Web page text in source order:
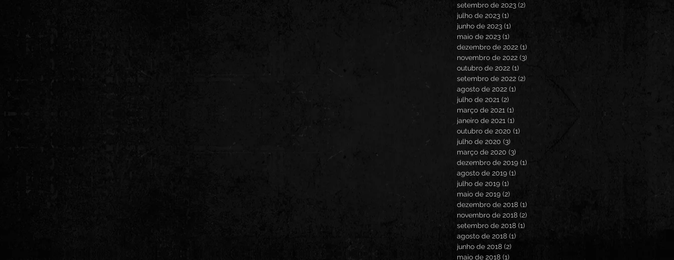
setembro de 2023 (2)
julho de 2023 (1)
junho de 2023 (1)
maio de 2023 (1)
dezembro de 2022 (1)
novembro de 2022 (3)
outubro de 2022 (1)
setembro de 2022 (2)
agosto de 2022 (1)
julho de 2021 (2)
março de 2021 (1)
janeiro de 2021 (1)
outubro de 2020 (1)
julho de 2020 (3)
março de 2020 (3)
dezembro de 2019 (1)
agosto de 2019 (1)
julho de 2019 (1)
maio de 2019 (2)
dezembro de 2018 (1)
novembro de 2018 (2)
setembro de 2018 (1)
agosto de 2018 (1)
junho de 2018 (2)
maio de 2018 (1)